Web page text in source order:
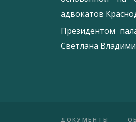
адвокатов
Президентом
Светлана
ДОКУМЕНТЫ